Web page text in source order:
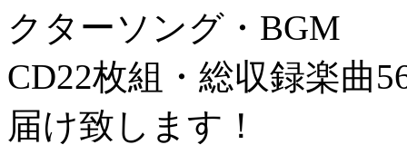
クターソング・BGM
CD22枚組・総収録楽曲
届け致します！